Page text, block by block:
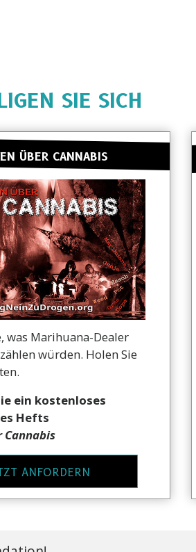
SIE SICH
ÜBER CANNABIS
was Marihuana-Dealer
würden. Holen Sie
ein kostenloses
Hefts
Cannabis
ANFORDERN